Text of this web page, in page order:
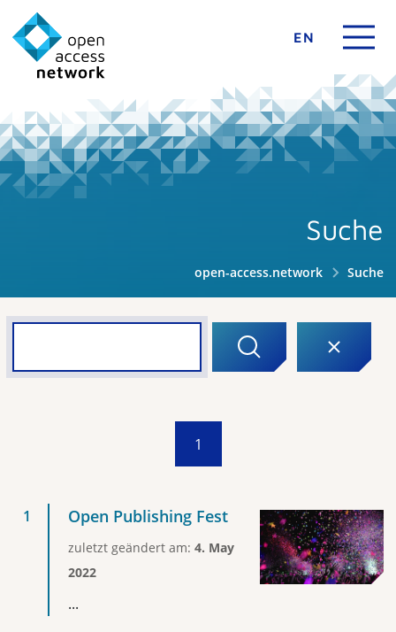
EN
Suche
open-access.network Suche
1
Open Publishing Fest
zuletzt geändert am: 4. May
2022
...